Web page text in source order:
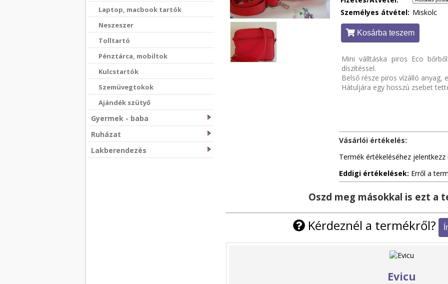
Laptop, macbook tartók
Neszeszer
Tolltartó
Pénztárca, mobiltok
Kulcstartók
Szemüvegtokok
Ajándék szütyő
Gyermek - baba
Ruházat
Lakberendezés
Személyes átvétel: Miskolc
Kosárba teszem
Mini válltáska piros Eco
díszítéssel.
Belső része piros vízálló
Hátuljára egy hosszú zsebet
Vásárlói értékelés:
Termék értékeléséhez jelentkezz
Eddigi értékelések: Erről a
Oszd meg másokkal is ezt a
Kérdeznél a termékről?
Evicu